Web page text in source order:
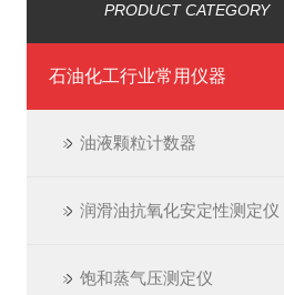
PRODUCT CATEGORY
石油化工行业常用仪器
油液颗粒计数器
润滑油抗氧化安定性测定仪
饱和蒸气压测定仪